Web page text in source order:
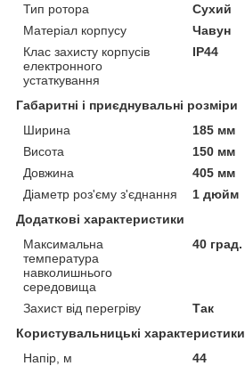
Тип ротора
Сухий
Матеріал корпусу
Чавун
Клас захисту корпусів
електронного
устаткування
IP44
Габаритні і приєднувальні розміри
Ширина
185 мм
Висота
150 мм
Довжина
405 мм
Діаметр роз'єму з'єднання
1 дюйм
Додаткові характеристики
Максимальна
температура
навколишнього
середовища
40 град.
Захист від перегріву
Так
Користувальницькі характеристики
Напір, м
44